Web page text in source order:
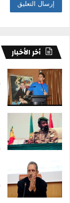
أخر الأخبار